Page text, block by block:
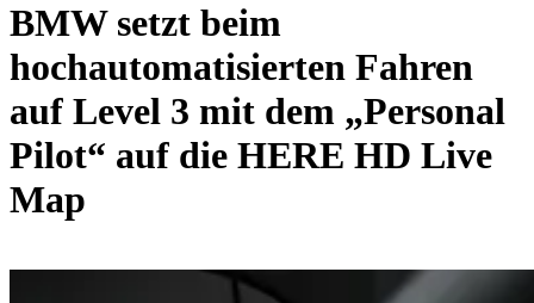
BMW setzt beim
hochautomatisierten Fahren
auf Level 3 mit dem „Personal
Pilot“ auf die HERE HD Live
Map